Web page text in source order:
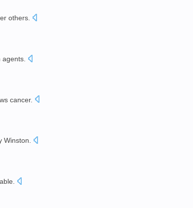
others
agents
cancer.
Winston.